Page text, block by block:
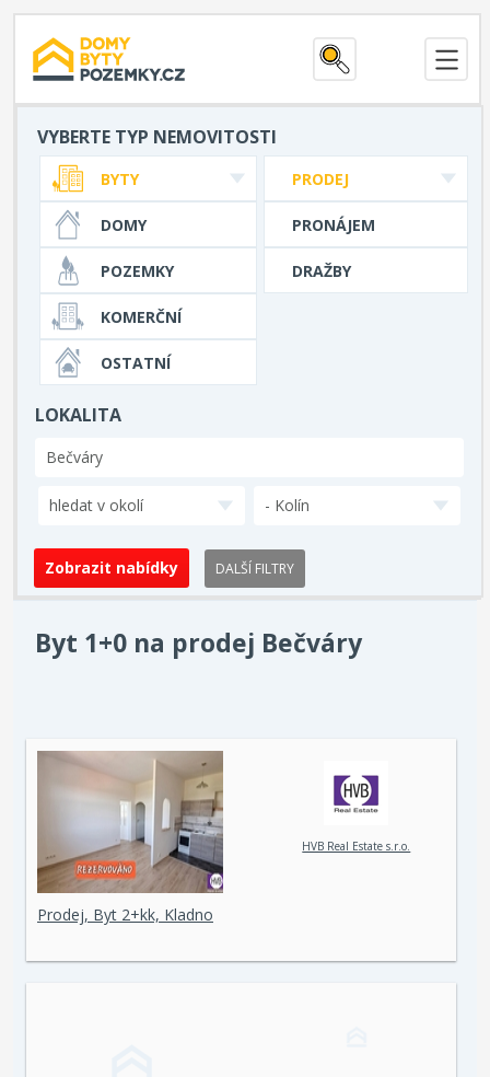
VYBERTE TYP NEMOVITOSTI
PRODEJ
PRONÁJEM
DRAŽBY
BYTY
DOMY
POZEMKY
KOMERČNÍ
OSTATNÍ
LOKALITA
hledat v okolí - Kolín
DALŠÍ FILTRY
Byt 1+0 na prodej Bečváry
HVB Real Estate s.r.o.
Prodej, Byt 2+kk, Kladno